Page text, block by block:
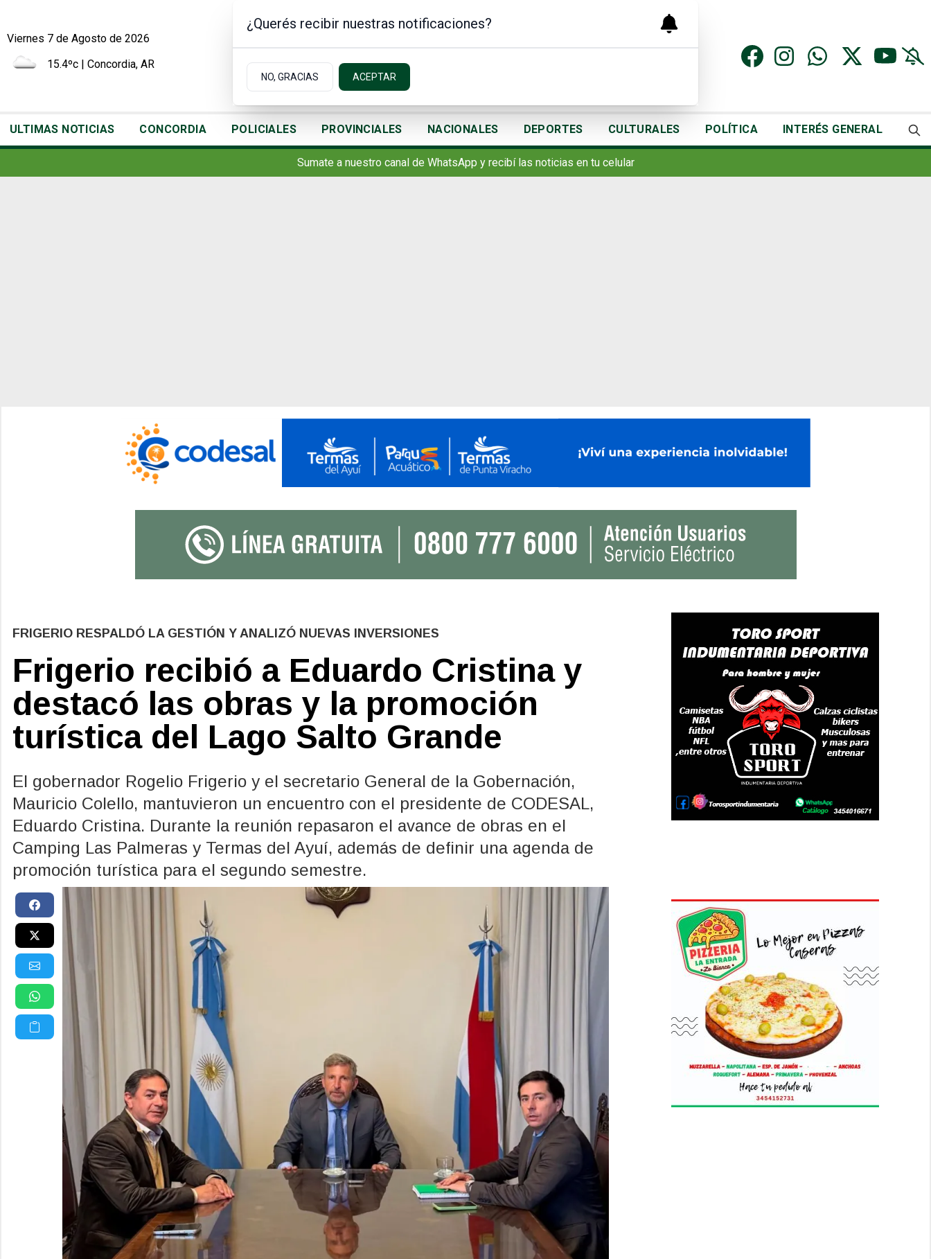
Viernes 7 de Agosto de 2026
15.4ºc | Concordia, AR
ULTIMAS NOTICIAS CONCORDIA POLICIALES PROVINCIALES NACIONALES DEPORTES CULTURALES POLÍTICA INTERÉS GENERAL
Sumate a nuestro canal de WhatsApp y recibí las noticias en tu celular
FRIGERIO RESPALDÓ LA GESTIÓN Y ANALIZÓ NUEVAS INVERSIONES
Frigerio recibió a Eduardo Cristina y
destacó las obras y la promoción
turística del Lago Salto Grande
El gobernador Rogelio Frigerio y el secretario General de la Gobernación,
Mauricio Colello, mantuvieron un encuentro con el presidente de CODESAL,
Eduardo Cristina. Durante la reunión repasaron el avance de obras en el
Camping Las Palmeras y Termas del Ayuí, además de definir una agenda de
promoción turística para el segundo semestre.
¿Querés recibir nuestras notificaciones?
NO, GRACIAS ACEPTAR